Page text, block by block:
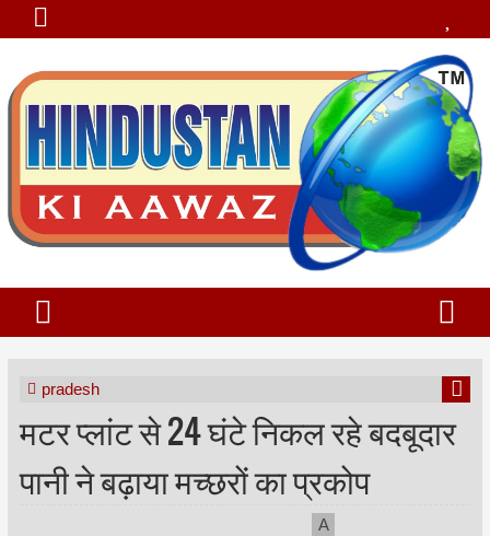
pradesh
मटर प्लांट से 24 घंटे निकल रहे बदबूदार
पानी ने बढ़ाया मच्छरों का प्रकोप
A